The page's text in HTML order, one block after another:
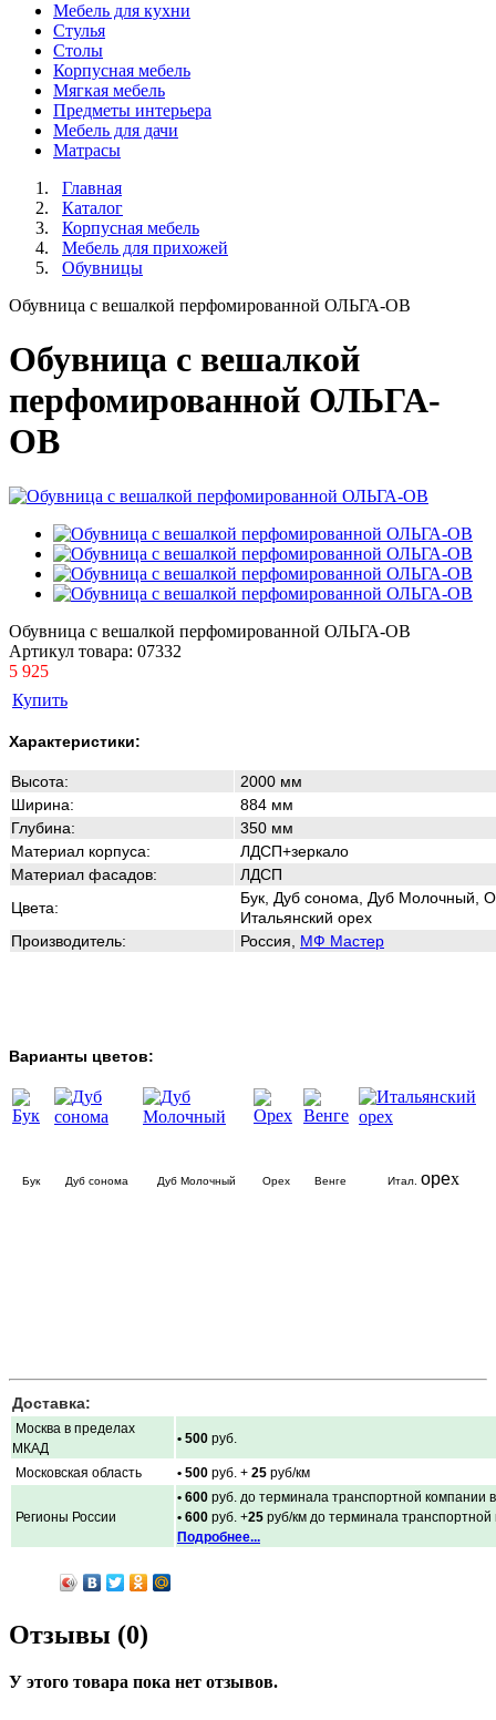
Мебель для кухни
Стулья
Столы
Корпусная мебель
Мягкая мебель
Предметы интерьера
Мебель для дачи
Матраcы
Главная
Каталог
Корпусная мебель
Мебель для прихожей
Обувницы
Обувница с вешалкой перфомированной ОЛЬГА-ОВ
Обувница с вешалкой
перфомированной ОЛЬГА-
ОВ
Обувница с вешалкой перфомированной ОЛЬГА-ОВ
Артикул товара: 07332
5 925
Купить
Характеристики:
Высота: 2000 мм
Ширина:
884 мм
Глубина:
350 мм
Материал корпуса:
ЛДСП+зеркало
Материал фасадов:
ЛДСП
Цвета:
Бук, Дуб сонома, Дуб Молочный,
Итальянский орех
Производитель:
Россия, МФ Мастер
Варианты цветов:
Бук Дуб сонома Дуб Молочный Орех Венге Итал. орех
Доставка:
Москва в пределах
МКАД
• 500 руб.
Московская область • 500 руб. + 25 руб/км
Регионы России
• 600 руб. до терминала транспортной компании
• 600 руб. +25 руб/км до терминала
Подробнее...
Отзывы (0)
У этого товара пока нет отзывов.